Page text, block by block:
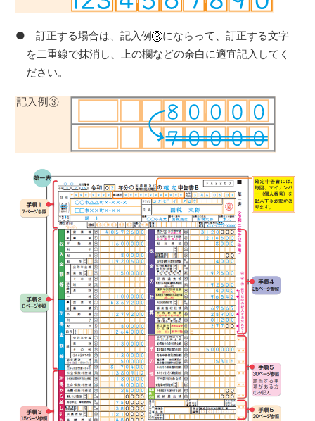
● 訂正する場合は、記入例
にならって、訂正する文字
を二重線で抹消し、上の欄などの余白に適宜記入してく
ださい。